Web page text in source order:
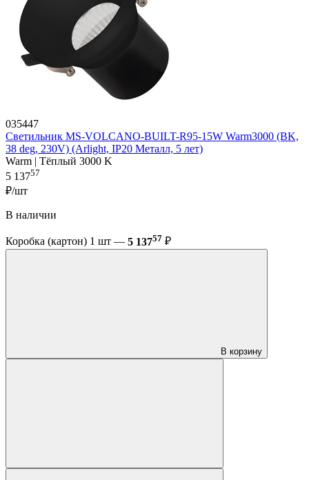
035447
Светильник MS-VOLCANO-BUILT-R95-15W Warm3000 (BK,
38 deg, 230V) (Arlight, IP20 Металл, 5 лет)
Warm | Тёплый 3000 K
5 13757
₽/шт
В наличии
Коробка (картон) 1 шт — 5 13757 ₽
В корзину